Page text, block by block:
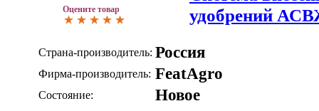
Оцените товар
удобрений
Страна-производитель: Россия
Фирма-производитель: FeatAgro
Состояние: Новое